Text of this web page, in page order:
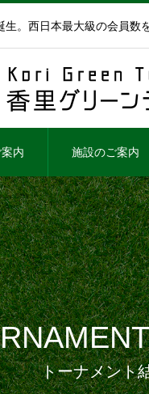
。西日本最大級の会員数
内 施設のご案内
トーナメント